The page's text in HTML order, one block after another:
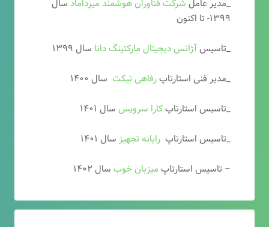
_مدیر عامل شرکت فناوران هوشمند میرداماد سال
۱۳۹۹- تا اکنون
_تاسیسآژانس دیجیتال مارکتینگ دانا سال ۱۳۹۹
_مدیر فنی استارتاپرفاهی تیکت سال ۱۴۰۰
_تاسیس استارتاپکارا سرویس سال ۱۴۰۱
_تاسیس استارتاپ رایانه تجهیز سال ۱۴۰۱
– تاسیس استارتاپ میزبان خوب سال ۱۴۰۲